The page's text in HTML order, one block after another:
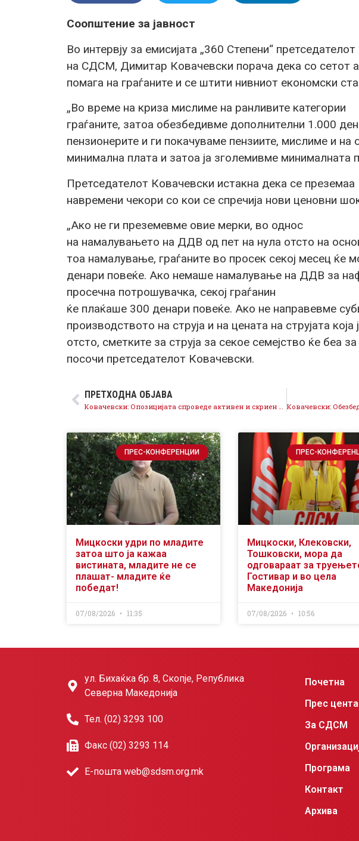
Соопштение за јавност
Во интервју за емисијата „360 Степени“ претседателот
на СДСМ, Димитар Ковачевски порача дека со сетот
помага на граѓаните и се штити нивниот економски
„Во време на криза мислиме на ранливите категории
граѓаните, затоа обезбедивме дополнителни 1.000
пензионерите и ги покачуваме пензиите, мислиме и на
минимална плата и затоа ја зголемивме минималната
Претседателот Ковачевски истакна дека се преземаа
навремени чекори со кои се спречија нови ценовни
„Ако не ги преземевме овие мерки, во однос
на намалувањето на ДДВ од пет на нула отсто на
тоа намалување, граѓаните во просек секој месец ќе
денари повеќе. Ако немаше намалување на ДДВ за
просечна потрошувачка, секој граѓанин
ќе плаќаше 300 денари повеќе. Ако не направевме
производството на струја и на цената на струјата
отсто, сметките за струја за секое семејство ќе беа
посочи претседателот Ковачевски.
ПРЕТХОДНА ОБЈАВА
Ковачевски: Опозицијата спроведе активен и скриен бојкот на пописот
ПРЕС-КОНФЕРЕНЦИИ
Мицкоски удри по младите
затоа што ја кажаа
вистината, младите не се
плашат- младите ќе
победат!
07/08/2026 11:35
ПРЕС-
Мицкоски, Клековски,
Тошковски, мора да
одговараат за
Гостивар и во цела
Македонија
07/08/2026 10:56
ул. Бихаќка бр. 8, Скопје, Република
Северна Македонија
Тел. (02) 3293 100
Факс (02) 3293 114
Е-пошта web@sdsm.org.mk
Почетна
Прес
За СДСМ
Програма
Контакт
Архива